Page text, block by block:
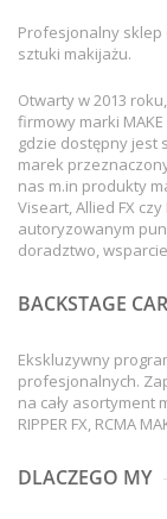
Profesjonalny sklep
sztuki makijażu.
Otwarty w 2013
firmowy marki MAKE
gdzie dostępny jest
marek
nas m.in produkty
Viseart, Allied FX
autoryzowanym
doradztwo,
BACKSTAGE
Ekskluzywny
profesjonalnych.
na cały asortyment
RIPPER FX, RCMA
DLACZEGO MY